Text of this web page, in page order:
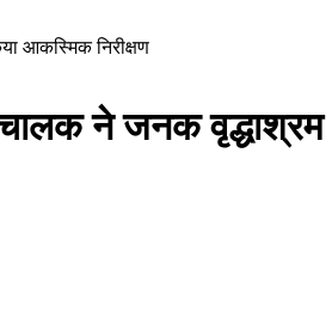
आकस्मिक निरीक्षण
ने जनक